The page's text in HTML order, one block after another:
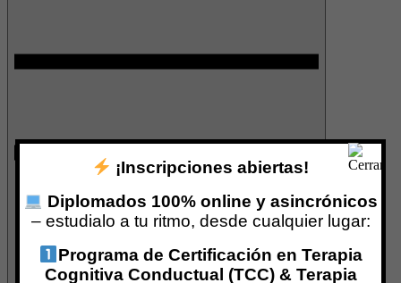
¡Inscripciones abiertas!
Diplomados 100% online y asincrónicos
– estudialo a tu ritmo, desde cualquier lugar:
Programa de Certificación en Terapia
Cognitiva Conductual (TCC) & Terapia